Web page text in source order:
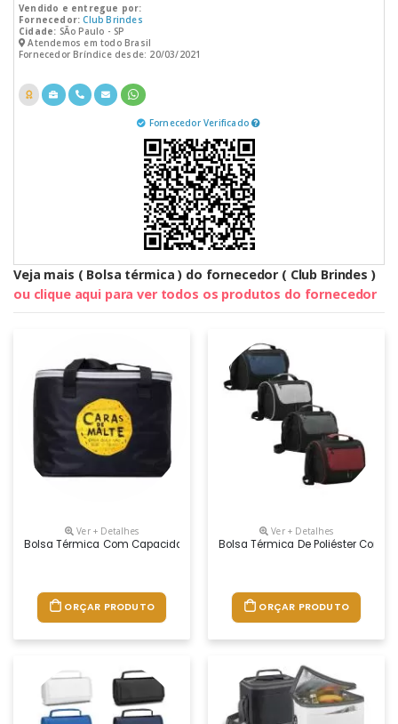
Vendido e entregue por:
Fornecedor: Club Brindes
Cidade: SÃo Paulo - SP
Atendemos em todo Brasil
Fornecedor Bríndice desde: 20/03/2021
Fornecedor Verificado
Veja mais ( Bolsa térmica ) do fornecedor ( Club Brindes )
ou clique aqui para ver todos os produtos do fornecedor
Ver + Detalhes
Bolsa Térmica Com Capacidade Para 15 Litros Com Alça Dupla De
ORÇAR PRODUTO
Ver + Detalhes
Bolsa Térmica De Poliéster Com
ORÇAR PRODUTO